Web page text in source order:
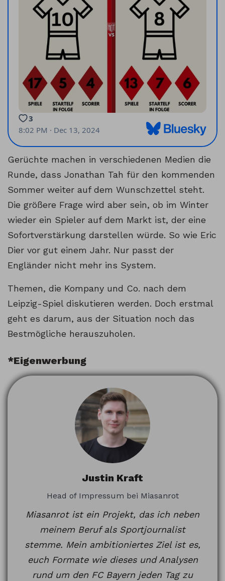
Gerüchte machen in verschiedenen Medien die
Runde, dass Jonathan Tah für den kommenden
Sommer weiter auf dem Wunschzettel steht.
Die größere Frage wird aber sein, ob im Winter
wieder ein Spieler auf dem Markt ist, der eine
Sofortverstärkung darstellen würde. So wie Eric
Dier vor gut einem Jahr. Nur passt der
Engländer nicht mehr ins System.
Themen, die Kompany und Co. nach dem
Leipzig-Spiel diskutieren werden. Doch erstmal
geht es darum, aus der Situation noch das
Bestmögliche herauszuholen.
*Eigenwerbung
Justin Kraft
Head of Impressum bei Miasanrot
Miasanrot ist ein Projekt, das ich neben
meinem Beruf als Sportjournalist
stemme. Mein ambitioniertes Ziel ist es,
euch Formate wie dieses und Analysen
rund um den FC Bayern jeden Tag zu